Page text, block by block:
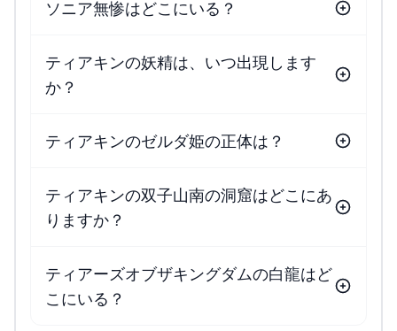
ソニア無惨はどこにいる？
ティアキンの妖精は、いつ出現します
か？
ティアキンのゼルダ姫の正体は？
ティアキンの双子山南の洞窟はどこにあ
りますか？
ティアーズオブザキングダムの白龍はど
こにいる？